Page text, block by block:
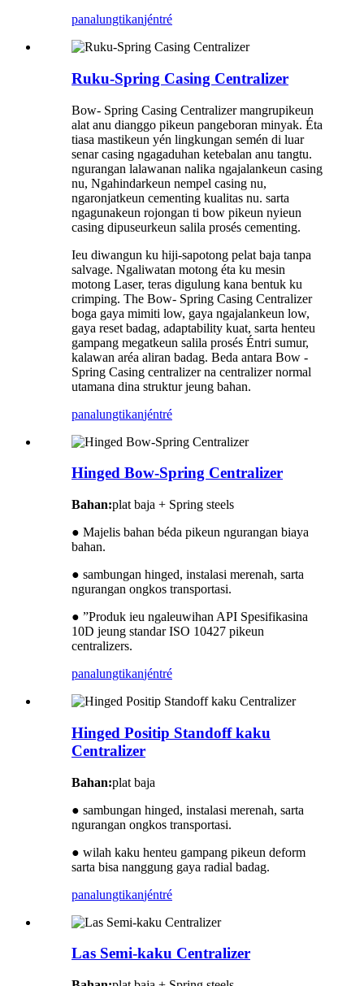
panalungtikanjéntré
Ruku-Spring Casing Centralizer
Bow- Spring Casing Centralizer mangrupikeun
alat anu dianggo pikeun pangeboran minyak. Éta
tiasa mastikeun yén lingkungan semén di luar
senar casing ngagaduhan ketebalan anu tangtu.
ngurangan lalawanan nalika ngajalankeun casing
nu, Ngahindarkeun nempel casing nu,
ngaronjatkeun cementing kualitas nu. sarta
ngagunakeun rojongan ti bow pikeun nyieun
casing dipuseurkeun salila prosés cementing.
Ieu diwangun ku hiji-sapotong pelat baja tanpa
salvage. Ngaliwatan motong éta ku mesin
motong Laser, teras digulung kana bentuk ku
crimping. The Bow- Spring Casing Centralizer
boga gaya mimiti low, gaya ngajalankeun low,
gaya reset badag, adaptability kuat, sarta henteu
gampang megatkeun salila prosés Éntri sumur,
kalawan aréa aliran badag. Beda antara Bow -
Spring Casing centralizer na centralizer normal
utamana dina struktur jeung bahan.
panalungtikanjéntré
Hinged Bow-Spring Centralizer
Bahan:plat baja + Spring steels
● Majelis bahan béda pikeun ngurangan biaya
bahan.
● sambungan hinged, instalasi merenah, sarta
ngurangan ongkos transportasi.
● ”Produk ieu ngaleuwihan API Spesifikasina
10D jeung standar ISO 10427 pikeun
centralizers.
panalungtikanjéntré
Hinged Positip Standoff kaku
Centralizer
Bahan:plat baja
● sambungan hinged, instalasi merenah, sarta
ngurangan ongkos transportasi.
● wilah kaku henteu gampang pikeun deform
sarta bisa nanggung gaya radial badag.
panalungtikanjéntré
Las Semi-kaku Centralizer